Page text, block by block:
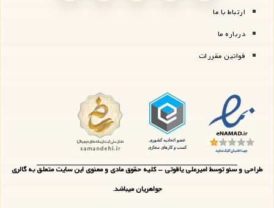
ارتباط با ما
درباره ما
قوانین مقررات
طراحی و سئو توسط امیرعلی یاقوتی - کلیه حقوق مادی و معنوی این سایت متعلق به گالری
جواهریان میباشد.